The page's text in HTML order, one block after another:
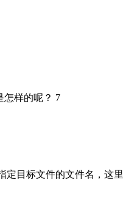
怎样的呢？ 7
目标文件的文件名，这